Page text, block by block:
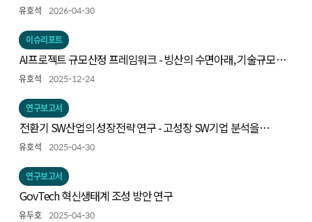
유호석 2026-04-30
이슈리포트
AI프로젝트 규모산정 프레임워크 - 빙산의 수면아래, 기술규모
측정하기
유호석 2025-12-24
연구보고서
전환기 SW산업의 성장전략 연구 - 고성장 SW기업 분석을
중심으로 -
유호석 2025-04-30
연구보고서
GovTech 혁신생태계 조성 방안 연구
유두호 2025-04-30